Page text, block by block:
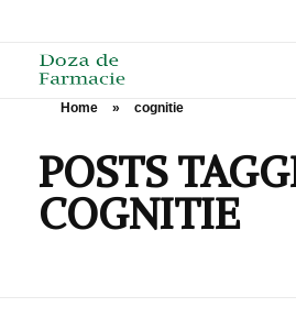
SĂNĂTATE
Home » cognitie
POSTS
COGNITIE